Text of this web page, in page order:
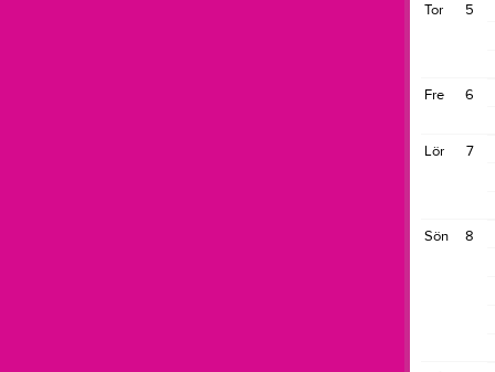
5
Tor
6
Fre
7
Lör
8
Sön